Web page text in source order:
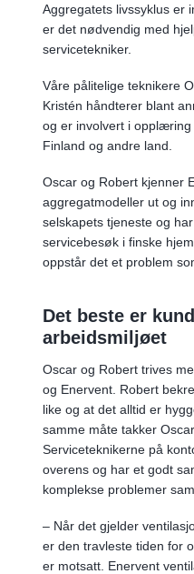
Aggregatets livssyklus er
er det nødvendig med
servicetekniker.
Våre pålitelige teknikere
Kristén håndterer blant
og er involvert i
Finland og andre land.
Oscar og Robert kjenner
aggregatmodeller ut og
selskapets tjeneste og
servicebesøk i finske
oppstår det et problem
Det beste er
arbeidsmiljøet
Oscar og Robert trives
og Enervent. Robert
like og at det alltid er
samme måte takker
Serviceteknikerne på
overens og har et godt
komplekse problemer
– Når det gjelder
er den travleste tiden for
er motsatt. Enervent